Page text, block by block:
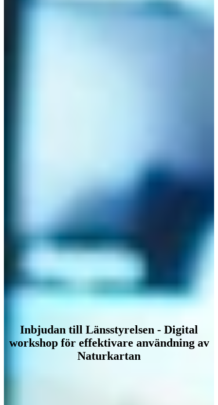
Inbjudan till Länsstyrelsen - Digital
workshop för effektivare användning av
Naturkartan